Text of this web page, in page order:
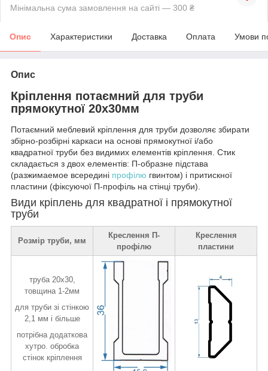
Мінімальна сума замовлення на сайті — 300 ₴
Опис Характеристики Доставка Оплата Умови
Опис
Кріплення потаємний для труби
прямокутної 20х30мм
Потаємний меблевий кріплення для труби дозволяє збирати
збірно-розбірні каркаси на основі прямокутної і/або
квадратної труби без видимих елементів кріплення. Стик
складається з двох елементів: П-образне підстава
(разжимаемое всередині профілю гвинтом) і притискної
пластини (фіксуючої П-профіль на стінці труби).
Види кріплень для квадратної і прямокутної
труби
Розмір труби, мм
Креслення П-
профілю
Креслення
пластини
труба 20х30,
товщина 1-2мм
для труби зі стінкою
2,1 мм і більше
потрібна додаткова
хутро. обробка
стінок кріплення